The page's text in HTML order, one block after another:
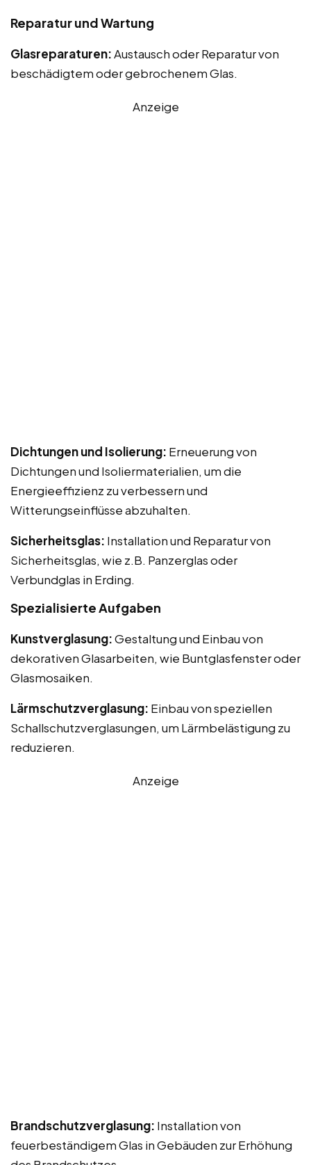
Reparatur und Wartung
Glasreparaturen:Austausch oder Reparatur von
beschädigtem oder gebrochenem Glas.
Anzeige
Dichtungen und Isolierung: Erneuerung von
Dichtungen und Isoliermaterialien, um die
Energieeffizienz zu verbessern und
Witterungseinflüsse abzuhalten.
Sicherheitsglas: Installation und Reparatur von
Sicherheitsglas, wie z.B. Panzerglas oder
Verbundglas in Erding.
Spezialisierte Aufgaben
Kunstverglasung:Gestaltung und Einbau von
dekorativen Glasarbeiten, wie Buntglasfenster oder
Glasmosaiken.
Lärmschutzverglasung: Einbau von speziellen
Schallschutzverglasungen, um Lärmbelästigung zu
reduzieren.
Anzeige
Brandschutzverglasung: Installation von
feuerbeständigem Glas in Gebäuden zur Erhöhung